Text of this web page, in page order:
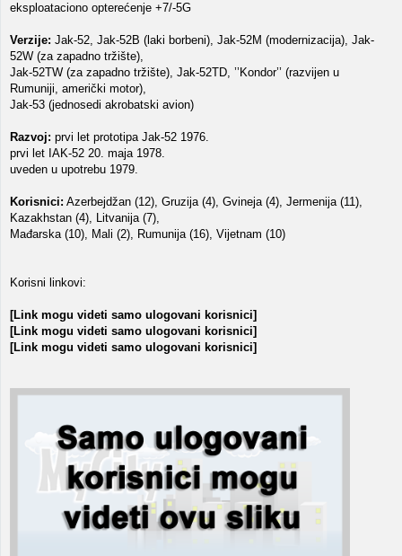
eksploataciono opterećenje +7/-5G
Verzije: Jak-52, Jak-52B (laki borbeni), Jak-52M (modernizacija), Jak-
52W (za zapadno tržište),
Jak-52TW (za zapadno tržište), Jak-52TD, ’’Kondor’’ (razvijen u
Rumuniji, američki motor),
Jak-53 (jednosedi akrobatski avion)
Razvoj: prvi let prototipa Jak-52 1976.
prvi let IAK-52 20. maja 1978.
uveden u upotrebu 1979.
Korisnici: Azerbejdžan (12), Gruzija (4), Gvineja (4), Jermenija (11),
Kazakhstan (4), Litvanija (7),
Mađarska (10), Mali (2), Rumunija (16), Vijetnam (10)
Korisni linkovi:
[Link mogu videti samo ulogovani korisnici]
[Link mogu videti samo ulogovani korisnici]
[Link mogu videti samo ulogovani korisnici]